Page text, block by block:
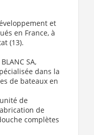
et
en France, à
(13).
SA,
dans la
de bateaux en
de
de
complètes